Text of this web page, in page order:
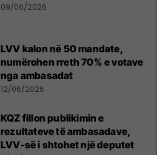
09/06/2026
LVV kalon në 50 mandate,
numërohen rreth 70% e votave
nga ambasadat
12/06/2026
KQZ fillon publikimin e
rezultateve të ambasadave,
LVV-së i shtohet një deputet